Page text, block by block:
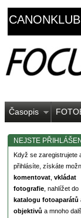
CANONKLUB
Časopis
NEJSTE PŘIHLÁŠENI
Když se zaregistrujete
přihlásíte, získáte
komentovat vkládat
fotografie , nahlížet do
katalogu fotoaparátů
objektivů a mnoho